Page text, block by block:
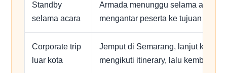
Standby
selama acara
Armada menunggu selama
mengantar peserta ke tujuan
Corporate trip
luar kota
Jemput di Semarang, lanjut ke
mengikuti itinerary, lalu kembali